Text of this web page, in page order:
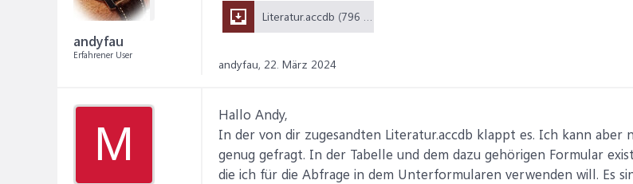
andyfau
Erfahrener User
Literatur.accdb (796 KB)
andyfau, 22. März 2024
M
Hallo Andy,
In der von dir zugesandten Literatur.accdb klappt es. Ich kann aber
genug gefragt. In der Tabelle und dem dazu gehörigen Formular
die ich für die Abfrage in dem Unterformularen verwenden will. Es